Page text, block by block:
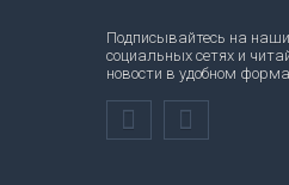
Подписывайтесь на
социальных сетях и
новости в удобном